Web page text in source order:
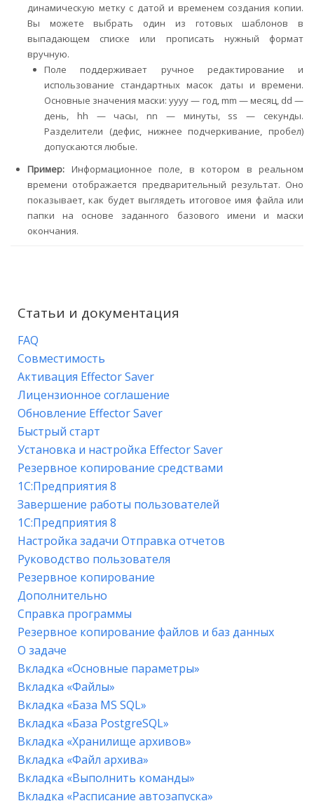
динамическую метку с датой и временем создания копии.
Вы можете выбрать один из готовых шаблонов в
выпадающем списке или прописать нужный формат
вручную.
Поле поддерживает ручное редактирование и
использование стандартных масок даты и времени.
Основные значения маски:yyyy— год,mm — месяц, dd —
день, hh — часы,nn — минуты, ss — секунды.
Разделители (дефис, нижнее подчеркивание, пробел)
допускаются любые.
Пример: Информационное поле, в котором в реальном
времени отображается предварительный результат. Оно
показывает, как будет выглядеть итоговое имя файла или
папки на основе заданного базового имени и маски
окончания.
Статьи и документация
FAQ
Совместимость
Активация Effector Saver
Лицензионное соглашение
Обновление Effector Saver
Быстрый старт
Установка и настройка Effector Saver
Резервное копирование средствами
1С:Предприятия 8
Завершение работы пользователей
1С:Предприятия 8
Настройка задачи Отправка отчетов
Руководство пользователя
Резервное копирование
Дополнительно
Справка программы
Резервное копирование файлов и баз данных
О задаче
Вкладка «Основные параметры»
Вкладка «Файлы»
Вкладка «База MS SQL»
Вкладка «База PostgreSQL»
Вкладка «Хранилище архивов»
Вкладка «Файл архива»
Вкладка «Выполнить команды»
Вкладка «Расписание автозапуска»